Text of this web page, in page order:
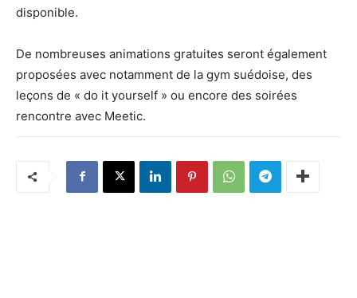
disponible.
De nombreuses animations gratuites seront également
proposées avec notamment de la gym suédoise, des
leçons de « do it yourself » ou encore des soirées
rencontre avec Meetic.